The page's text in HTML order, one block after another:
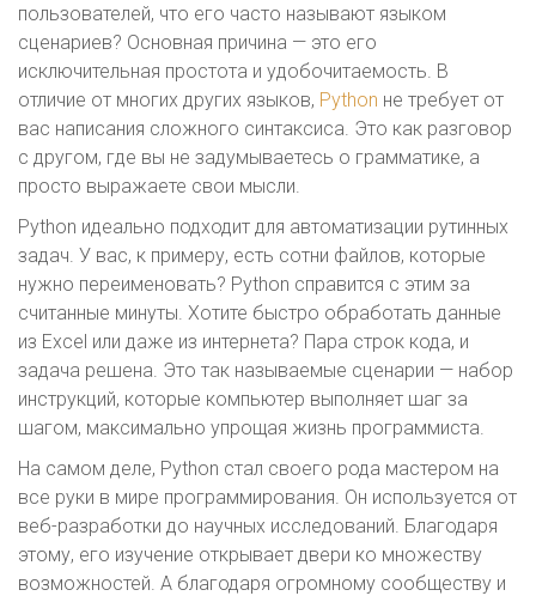
пользователей, что его часто называют языком
сценариев? Основная причина — это его
исключительная простота и удобочитаемость. В
отличие от многих других языков, Python не требует от
вас написания сложного синтаксиса. Это как разговор
с другом, где вы не задумываетесь о грамматике, а
просто выражаете свои мысли.
Python идеально подходит для автоматизации рутинных
задач. У вас, к примеру, есть сотни файлов, которые
нужно переименовать? Python справится с этим за
считанные минуты. Хотите быстро обработать данные
из Excel или даже из интернета? Пара строк кода, и
задача решена. Это так называемые сценарии — набор
инструкций, которые компьютер выполняет шаг за
шагом, максимально упрощая жизнь программиста.
На самом деле, Python стал своего рода мастером на
все руки в мире программирования. Он используется от
веб-разработки до научных исследований. Благодаря
этому, его изучение открывает двери ко множеству
возможностей. А благодаря огромному сообществу и